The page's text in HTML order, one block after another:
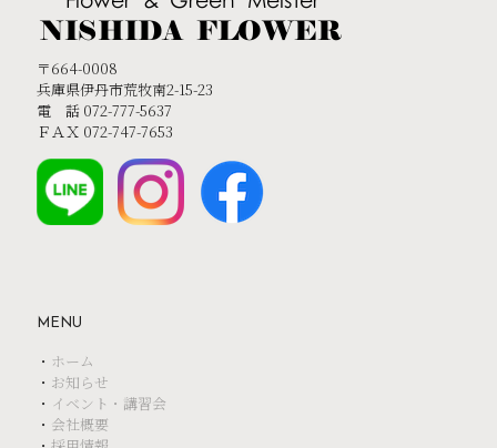
〒664-0008
兵庫県伊丹市荒牧南2-15-23
電 話 072-777-5637
ＦＡＸ 072-747-7653
MENU
・ ホーム
・ お知らせ
・ イベント・講習会
・ 会社概要